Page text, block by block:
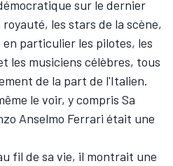
sur le dernier
les stars de la scène,
particulier les pilotes, les
les musiciens célèbres, tous
de la part de l'Italien.
le voir, y compris Sa
Anselmo Ferrari était une
fil de sa vie, il montrait une